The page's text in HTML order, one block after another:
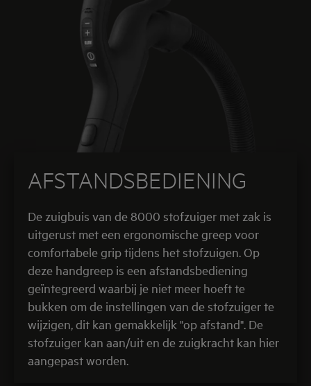
AFSTANDSBEDIENING
De zuigbuis van de 8000 stofzuiger met zak is
uitgerust met een ergonomische greep voor
comfortabele grip tijdens het stofzuigen. Op
deze handgreep is een afstandsbediening
geïntegreerd waarbij je niet meer hoeft te
bukken om de instellingen van de stofzuiger te
wijzigen, dit kan gemakkelijk "op afstand". De
stofzuiger kan aan/uit en de zuigkracht kan hier
aangepast worden.